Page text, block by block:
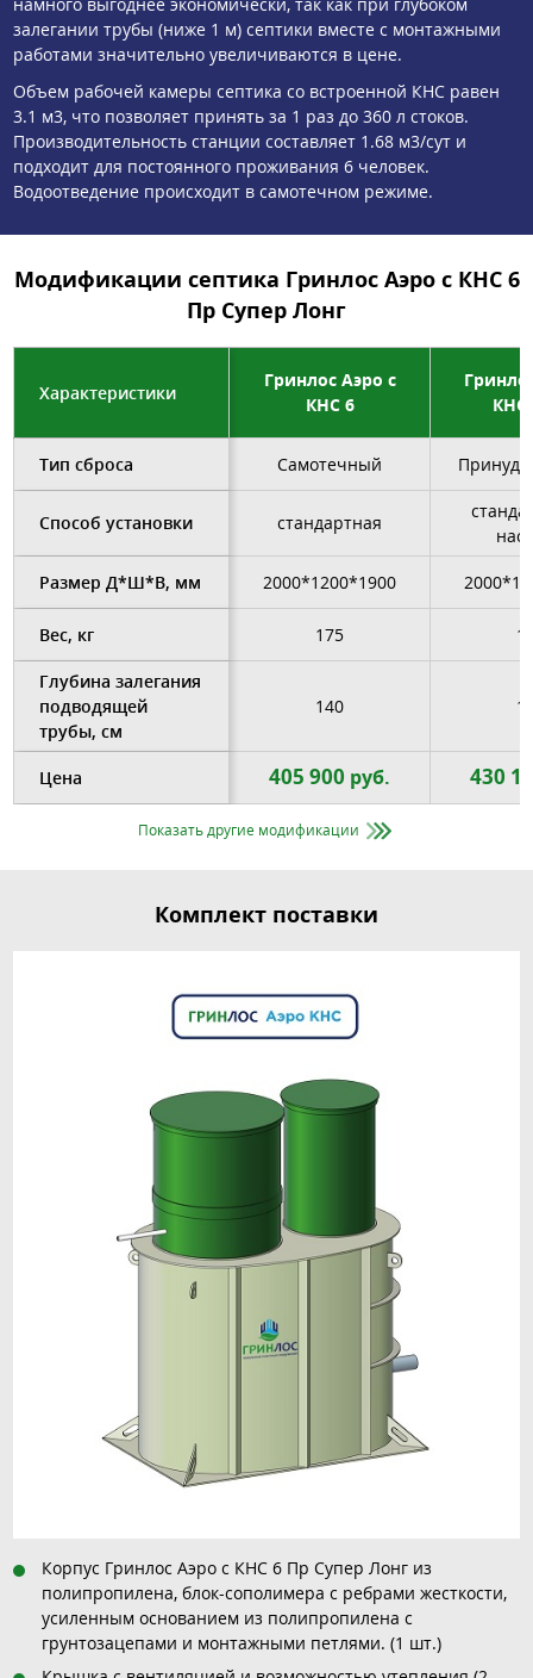
залегании трубы (ниже 1 м) септики вместе с монтажными
работами значительно увеличиваются в цене.
Объем рабочей камеры септика со встроенной КНС равен
3.1 м3, что позволяет принять за 1 раз до 360 л стоков.
Производительность станции составляет 1.68 м3/сут и
подходит для постоянного проживания 6 человек.
Водоотведение происходит в самотечном режиме.
Модификации септика Гринлос Аэро с КНС 6
Пр Супер Лонг
Характеристики
Гринлос Аэро с
КНС 6
КНС
Тип сброса Самотечный
Способ установки стандартная
Размер Д*Ш*В, мм 2000*1200*1900
Вес, кг 175
Глубина залегания
подводящей
трубы, см
140
Цена 405 900 руб. 430
Показать другие модификации
Комплект поставки
Корпус Гринлос Аэро с КНС 6 Пр Супер Лонг из
полипропилена, блок-сополимера с ребрами жесткости,
усиленным основанием из полипропилена с
грунтозацепами и монтажными петлями. (1 шт.)